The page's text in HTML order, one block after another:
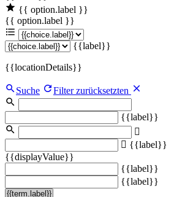
{{ option.label }}
{{ option.label }}
{{label}}
{{locationDetails}}
Suche Filter zurücksetzten
{{label}}
{{label}}
{{displayValue}}
{{label}}
{{label}}